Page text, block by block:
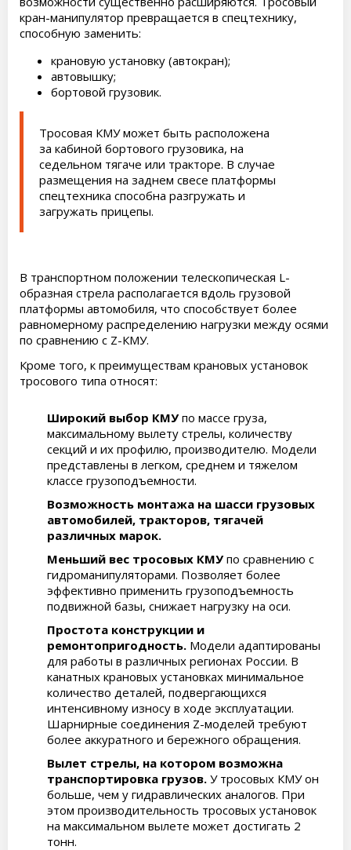
кран-манипулятор превращается в спецтехнику,
способную заменить:
крановую установку (автокран);
автовышку;
бортовой грузовик.
Тросовая КМУ может быть расположена
за кабиной бортового грузовика, на
седельном тягаче или тракторе. В случае
размещения на заднем свесе платформы
спецтехника способна разгружать и
загружать прицепы.
В транспортном положении телескопическая L-
образная стрела располагается вдоль грузовой
платформы автомобиля, что способствует более
равномерному распределению нагрузки между осями
по сравнению с Z-КМУ.
Кроме того, к преимуществам крановых установок
тросового типа относят:
Широкий выбор КМУпо массе груза,
максимальному вылету стрелы, количеству
секций и их профилю, производителю. Модели
представлены в легком, среднем и тяжелом
классе грузоподъемности.
Возможность монтажа на шасси грузовых
автомобилей, тракторов, тягачей
различных марок.
Меньший вес тросовых КМУпо сравнению с
гидроманипуляторами. Позволяет более
эффективно применить грузоподъемность
подвижной базы, снижает нагрузку на оси.
Простота конструкции и
ремонтопригодность. Модели адаптированы
для работы в различных регионах России. В
канатных крановых установках минимальное
количество деталей, подвергающихся
интенсивному износу в ходе эксплуатации.
Шарнирные соединения Z-моделей требуют
более аккуратного и бережного обращения.
Вылет стрелы, на котором возможна
транспортировка грузов. У тросовых КМУ он
больше, чем у гидравлических аналогов. При
этом производительность тросовых установок
на максимальном вылете может достигать 2
тонн.